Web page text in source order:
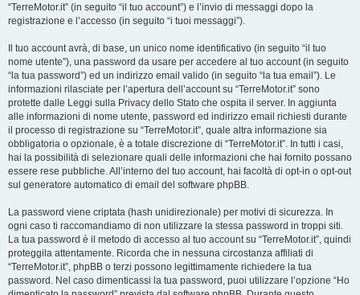
“TerreMotor.it” (in seguito “il tuo account”) e l’invio di messaggi dopo la
registrazione e l’accesso (in seguito “i tuoi messaggi”).
Il tuo account avrà, di base, un unico nome identificativo (in seguito “il tuo
nome utente”), una password da usare per accedere al tuo account (in seguito
“la tua password”) ed un indirizzo email valido (in seguito “la tua email”). Le
informazioni rilasciate per l’apertura dell’account su “TerreMotor.it” sono
protette dalle Leggi sulla Privacy dello Stato che ospita il server. In aggiunta
alle informazioni di nome utente, password ed indirizzo email richiesti durante
il processo di registrazione su “TerreMotor.it”, quale altra informazione sia
obbligatoria o opzionale, è a totale discrezione di “TerreMotor.it”. In tutti i casi,
hai la possibilità di selezionare quali delle informazioni che hai fornito possano
essere rese pubbliche. All’interno del tuo account, hai facoltà di opt-in o opt-out
sul generatore automatico di email del software phpBB.
La password viene criptata (hash unidirezionale) per motivi di sicurezza. In
ogni caso ti raccomandiamo di non utilizzare la stessa password in troppi siti.
La tua password è il metodo di accesso al tuo account su “TerreMotor.it”, quindi
proteggila attentamente. Ricorda che in nessuna circostanza affiliati di
“TerreMotor.it”, phpBB o terzi possono legittimamente richiedere la tua
password. Nel caso dimenticassi la tua password, puoi utilizzare l’opzione “Ho